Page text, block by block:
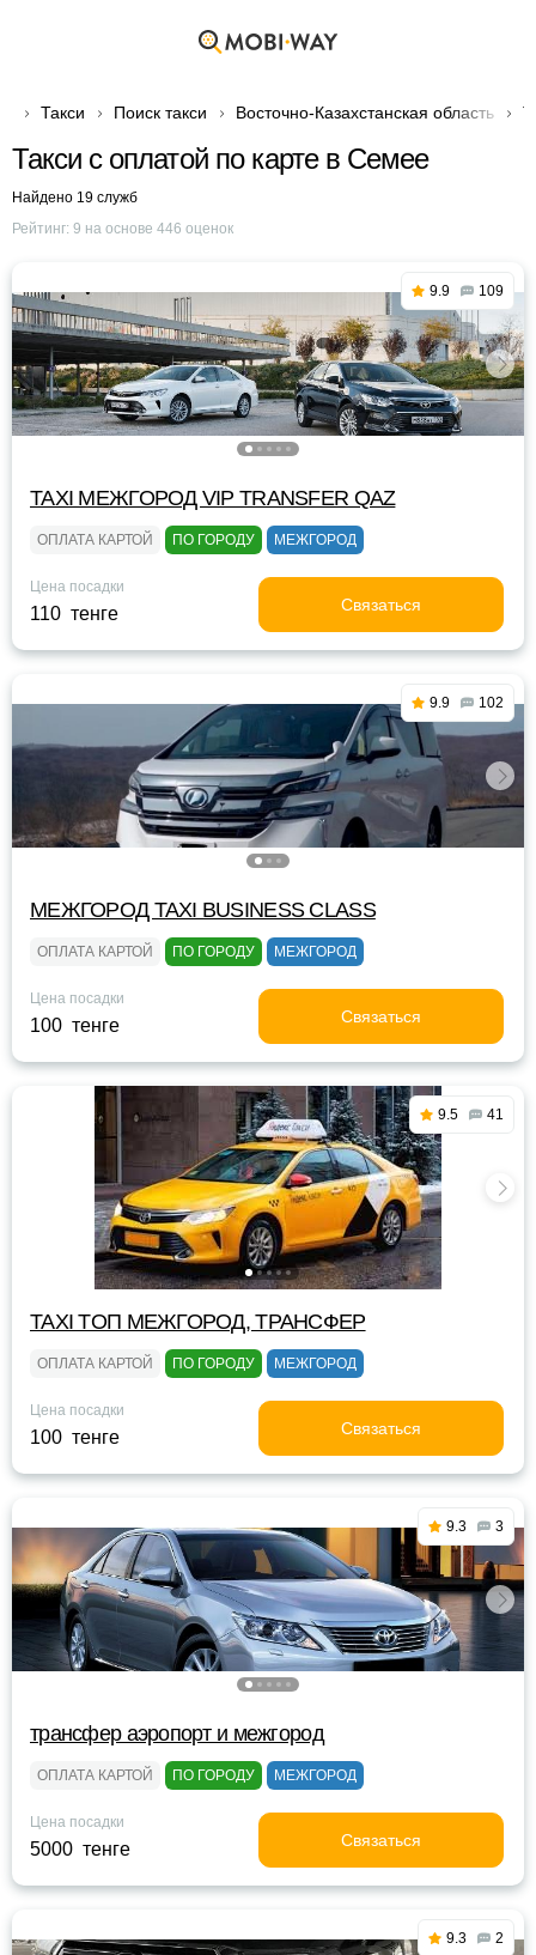
Такси Поиск такси Восточно-Казахстанская область
Такси с оплатой по карте в Семее
Найдено 19 служб
Рейтинг: 9 на основе 446 оценок
9.9 109
TAXI МЕЖГОРОД VIP TRANSFER QАZ
ОПЛАТА КАРТОЙ ПО ГОРОДУ МЕЖГОРОД
Цена посадки
110 тенге Связаться
9.9 102
МЕЖГОРОД TAXI BUSINESS CLASS
ОПЛАТА КАРТОЙ ПО ГОРОДУ МЕЖГОРОД
Цена посадки
100 тенге Связаться
9.5 41
TAXI TOП МЕЖГОРОД, ТРАНСФЕР
ОПЛАТА КАРТОЙ ПО ГОРОДУ МЕЖГОРОД
Цена посадки
100 тенге Связаться
9.3 3
трансфер аэропорт и межгород
ОПЛАТА КАРТОЙ ПО ГОРОДУ МЕЖГОРОД
Цена посадки
5000 тенге Связаться
9.3 2